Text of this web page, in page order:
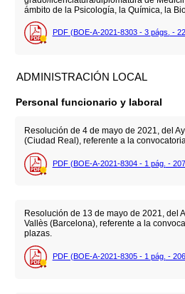
ámbito de la Psicología, la Química, la
PDF (BOE-A-2021-8303 - 3 págs. -
ADMINISTRACIÓN LOCAL
Personal funcionario y laboral
Resolución de 4 de mayo de 2021, del
(Ciudad Real), referente a la
PDF (BOE-A-2021-8304 - 1 pág. - 207
Resolución de 13 de mayo de 2021, del
Vallès (Barcelona), referente a la
plazas.
PDF (BOE-A-2021-8305 - 1 pág. - 206